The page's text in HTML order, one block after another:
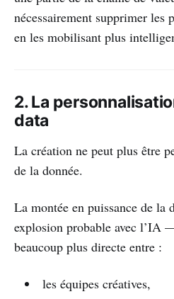
nécessairement supprimer les
en les mobilisant plus
2. La
data
La création ne peut plus être
de la donnée.
La montée en puissance de
explosion probable avec l’IA
beaucoup plus directe entre :
les équipes créatives,